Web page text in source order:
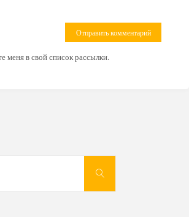
меня в свой список рассылки.
Search